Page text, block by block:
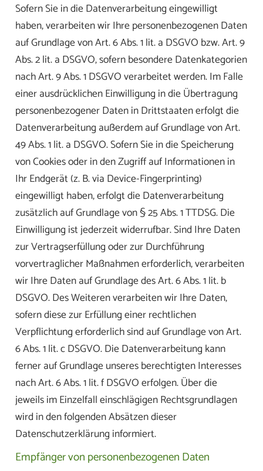
Sofern Sie in die Datenverarbeitung eingewilligt
haben, verarbeiten wir Ihre personenbezogenen Daten
auf Grundlage von Art. 6 Abs. 1 lit. a DSGVO bzw. Art. 9
Abs. 2 lit. a DSGVO, sofern besondere Datenkategorien
nach Art. 9 Abs. 1 DSGVO verarbeitet werden. Im Falle
einer ausdrücklichen Einwilligung in die Übertragung
personenbezogener Daten in Drittstaaten erfolgt die
Datenverarbeitung außerdem auf Grundlage von Art.
49 Abs. 1 lit. a DSGVO. Sofern Sie in die Speicherung
von Cookies oder in den Zugriff auf Informationen in
Ihr Endgerät (z. B. via Device-Fingerprinting)
eingewilligt haben, erfolgt die Datenverarbeitung
zusätzlich auf Grundlage von § 25 Abs. 1 TTDSG. Die
Einwilligung ist jederzeit widerrufbar. Sind Ihre Daten
zur Vertragserfüllung oder zur Durchführung
vorvertraglicher Maßnahmen erforderlich, verarbeiten
wir Ihre Daten auf Grundlage des Art. 6 Abs. 1 lit. b
DSGVO. Des Weiteren verarbeiten wir Ihre Daten,
sofern diese zur Erfüllung einer rechtlichen
Verpflichtung erforderlich sind auf Grundlage von Art.
6 Abs. 1 lit. c DSGVO. Die Datenverarbeitung kann
ferner auf Grundlage unseres berechtigten Interesses
nach Art. 6 Abs. 1 lit. f DSGVO erfolgen. Über die
jeweils im Einzelfall einschlägigen Rechtsgrundlagen
wird in den folgenden Absätzen dieser
Datenschutzerklärung informiert.
Empfänger von personenbezogenen Daten